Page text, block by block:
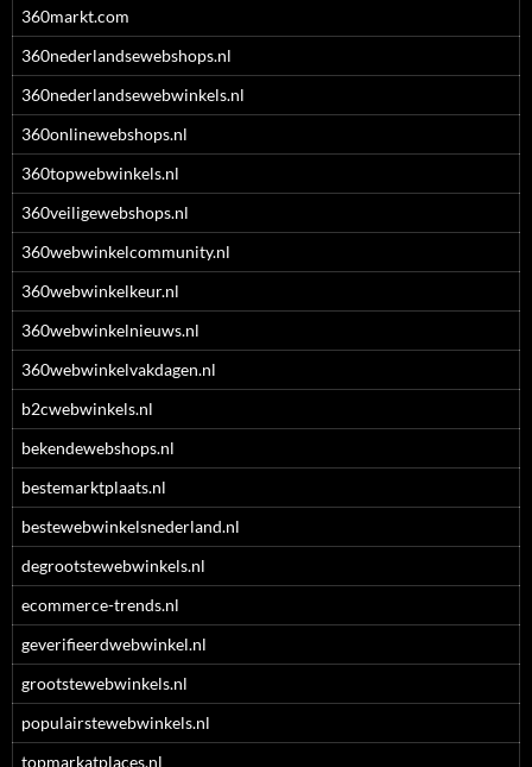
360markt.com
360nederlandsewebshops.nl
360nederlandsewebwinkels.nl
360onlinewebshops.nl
360topwebwinkels.nl
360veiligewebshops.nl
360webwinkelcommunity.nl
360webwinkelkeur.nl
360webwinkelnieuws.nl
360webwinkelvakdagen.nl
b2cwebwinkels.nl
bekendewebshops.nl
bestemarktplaats.nl
bestewebwinkelsnederland.nl
degrootstewebwinkels.nl
ecommerce-trends.nl
geverifieerdwebwinkel.nl
grootstewebwinkels.nl
populairstewebwinkels.nl
topmarkatplaces.nl